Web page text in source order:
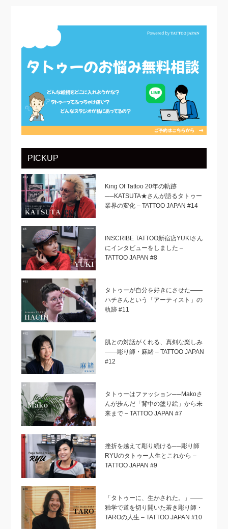
PICKUP
King Of Tattoo 20年の軌跡
──KATSUTA★さんが語るタトゥー
業界の変化 – TATTOO JAPAN #14
INSCRIBE TATTOO新宿店YUKIさん
にインタビューをしました –
TATTOO JAPAN #8
タトゥーが自分を好きにさせた――
ハチさんという「アーティスト」の
軌跡 #11
肌との対話がくれる、真剣な楽しみ
——彫り師・麻緒 – TATTOO JAPAN
#12
タトゥーはファッション──Makoさ
んが歩んだ「背中の塗り絵」から未
来まで – TATTOO JAPAN #7
挫折を越えて彫り続ける──彫り師
RYUのタトゥー人生とこれから –
TATTOO JAPAN #9
「タトゥーに、生かされた。」——
独学で道を切り開いた若き彫り師・
TAROの人生 – TATTOO JAPAN #10